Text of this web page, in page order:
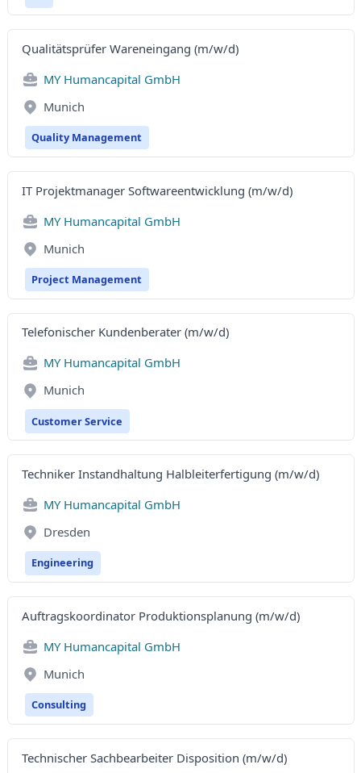
Qualitätsprüfer Wareneingang (m/w/d)
MY Humancapital GmbH
Munich
Quality Management
IT Projektmanager Softwareentwicklung (m/w/d)
MY Humancapital GmbH
Munich
Project Management
Telefonischer Kundenberater (m/w/d)
MY Humancapital GmbH
Munich
Customer Service
Techniker Instandhaltung Halbleiterfertigung (m/w/d)
MY Humancapital GmbH
Dresden
Engineering
Auftragskoordinator Produktionsplanung (m/w/d)
MY Humancapital GmbH
Munich
Consulting
Technischer Sachbearbeiter Disposition (m/w/d)